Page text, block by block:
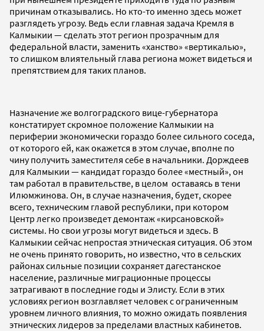
причинам отказывались. Но кто-то именно здесь может
разглядеть угрозу. Ведь если главная задача Кремля в
Калмыкии — сделать этот регион прозрачным для
федеральной власти, заменить «ханство» «вертикалью»,
то слишком влиятельный глава региона может видеться и
препятствием для таких планов.
Назначение же волгоградского вице-губернатора
констатирует скромное положение Калмыкии на
периферии экономически гораздо более сильного соседа,
от которого ей, как окажется в этом случае, вполне по
чину получить заместителя себе в начальники. Дорждеев
для Калмыкии — кандидат гораздо более «местный», он
там работал в правительстве, в целом оставаясь в тени
Илюмжинова. Он, в случае назначения, будет, скорее
всего, техническим главой республики, при котором
Центр легко произведет демонтаж «кирсановской»
системы. Но свои угрозы могут видеться и здесь. В
Калмыкии сейчас непростая этническая ситуация. Об этом
не очень принято говорить, но известно, что в сельских
районах сильные позиции сохраняет дагестанское
население, различные миграционные процессы
затрагивают в последние годы и Элисту. Если в этих
условиях регион возглавляет человек с ограниченным
уровнем личного влияния, то можно ожидать появления
этнических лидеров за пределами властных кабинетов.